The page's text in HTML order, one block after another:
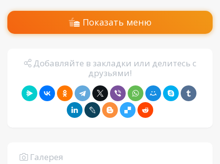
Показать меню
Добавляйте в закладки или делитесь с
друзьями!
Галерея